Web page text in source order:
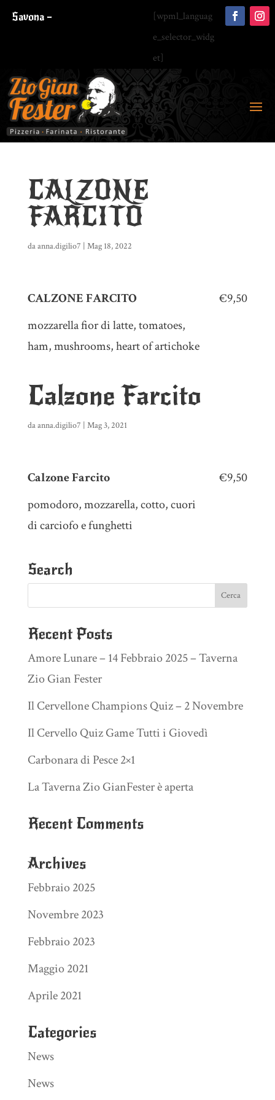
Savona –
[wpml_languag
e_selector_widg
et]
CALZONE
FARCITO
daanna.digilio7 | Mag 18, 2022
CALZONE FARCITO
€9,50
mozzarella fior di latte, tomatoes,
ham, mushrooms, heart of artichoke
Calzone Farcito
daanna.digilio7 | Mag 3, 2021
Calzone Farcito
€9,50
pomodoro, mozzarella, cotto, cuori
di carciofo e funghetti
Search
Recent Posts
Amore Lunare – 14 Febbraio 2025 – Taverna
Zio Gian Fester
Il Cervellone Champions Quiz – 2 Novembre
Il Cervello Quiz Game Tutti i Giovedì
Carbonara di Pesce 2×1
La Taverna Zio GianFester è aperta
Recent Comments
Archives
Febbraio 2025
Novembre 2023
Febbraio 2023
Maggio 2021
Aprile 2021
Categories
News
News